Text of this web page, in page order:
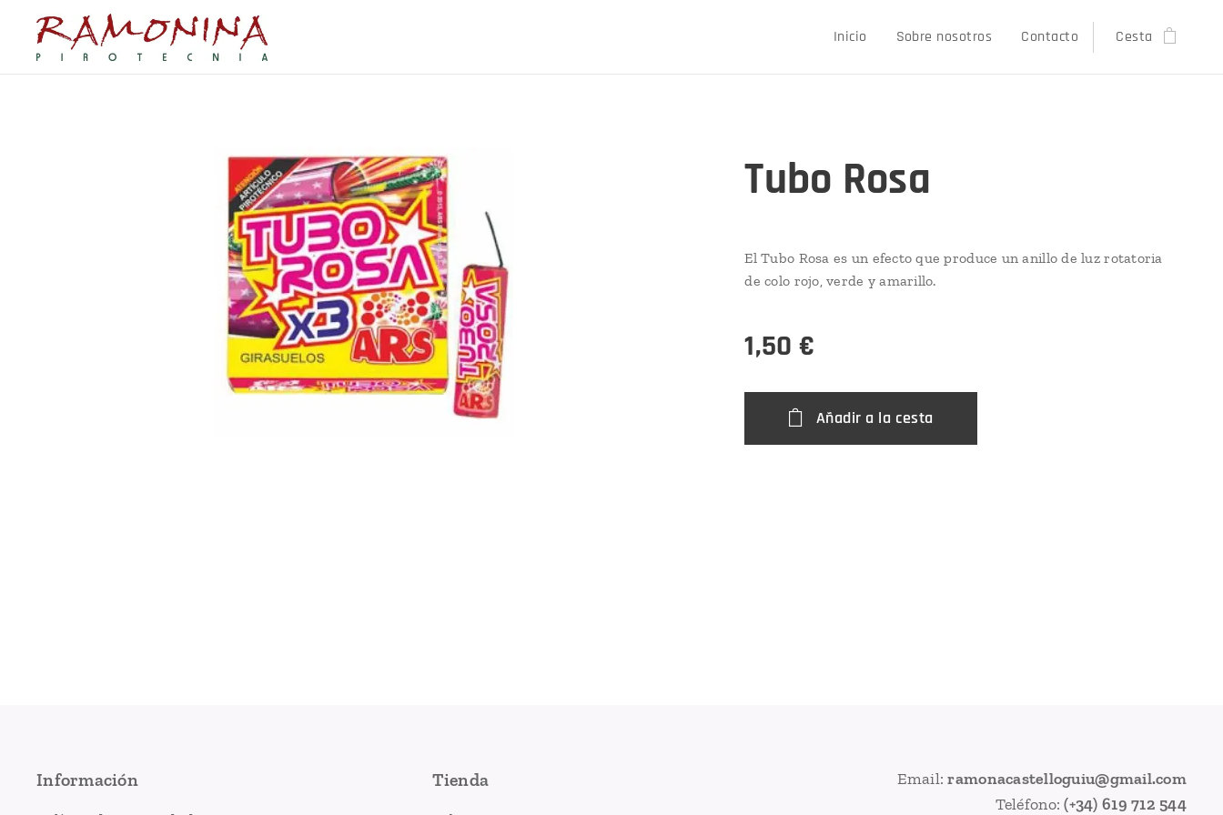
Inicio Sobre nosotros Contacto Cesta
Tubo Rosa
El Tubo Rosa es un efecto que produce un anillo de luz rotatoria
de colo rojo, verde y amarillo.
1,50 €
Añadir a la cesta
Información Tienda Email:ramonacastelloguiu@gmail.com
Teléfono:(+34) 619 712 544